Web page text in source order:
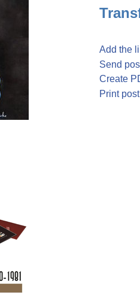
Add the
Send
Create
Print post